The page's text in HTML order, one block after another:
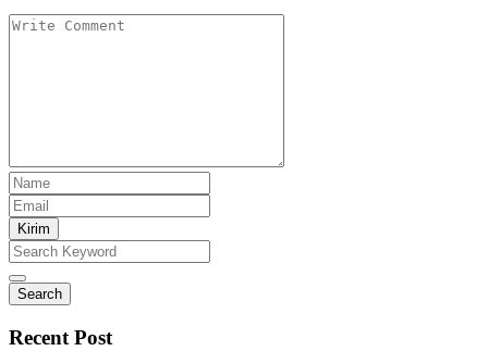
Kirim
Search
Recent Post